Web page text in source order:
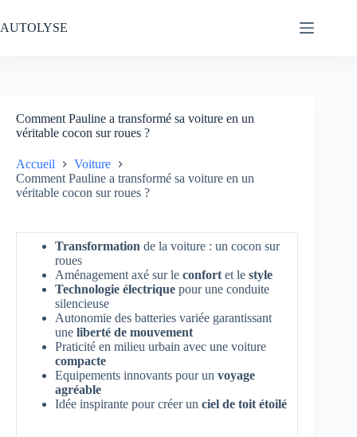
au
contenu
AUTOLYSE
Comment Pauline a transformé sa voiture en un
véritable cocon sur roues ?
Accueil
Voiture
Comment Pauline a transformé sa voiture en un
véritable cocon sur roues ?
Transformation de la voiture : un cocon sur
roues
Aménagement axé sur le confort et le style
Technologie électrique pour une conduite
silencieuse
Autonomie des batteries variée garantissant
une liberté de mouvement
Praticité en milieu urbain avec une voiture
compacte
Equipements innovants pour un voyage
agréable
Idée inspirante pour créer un ciel de toit étoilé